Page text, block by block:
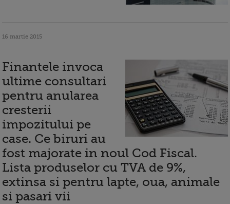
16 martie 2015
Finantele invoca
ultime consultari
pentru anularea
cresterii
impozitului pe
case. Ce biruri au
fost majorate in noul Cod Fiscal.
Lista produselor cu TVA de 9%,
extinsa si pentru lapte, oua, animale
si pasari vii